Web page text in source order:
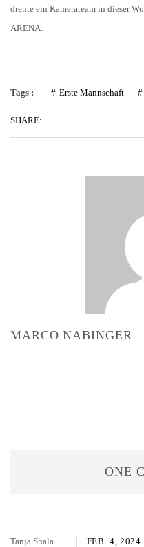
drehte ein Kamerateam in dieser
ARENA.
Tags : Erste Mannschaft
SHARE:
MARCO NABINGER
ONE
Tanja Shala FEB. 4, 2024